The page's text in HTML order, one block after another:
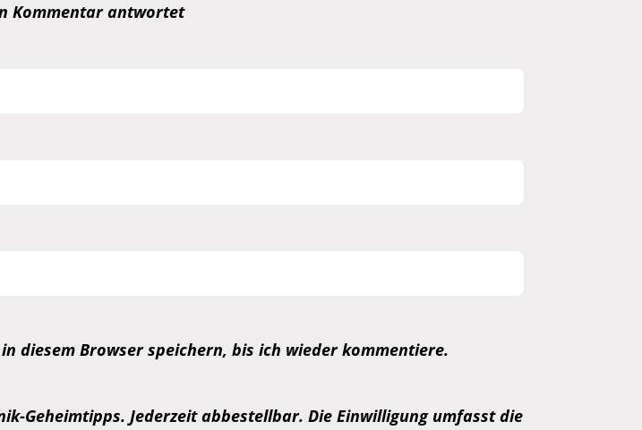
Kommentar antwortet
diesem Browser speichern, bis ich wieder kommentiere.
Geheimtipps. Jederzeit abbestellbar. Die Einwilligung umfasst die